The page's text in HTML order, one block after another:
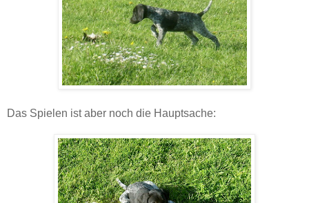
Das Spielen ist aber noch die Hauptsache: